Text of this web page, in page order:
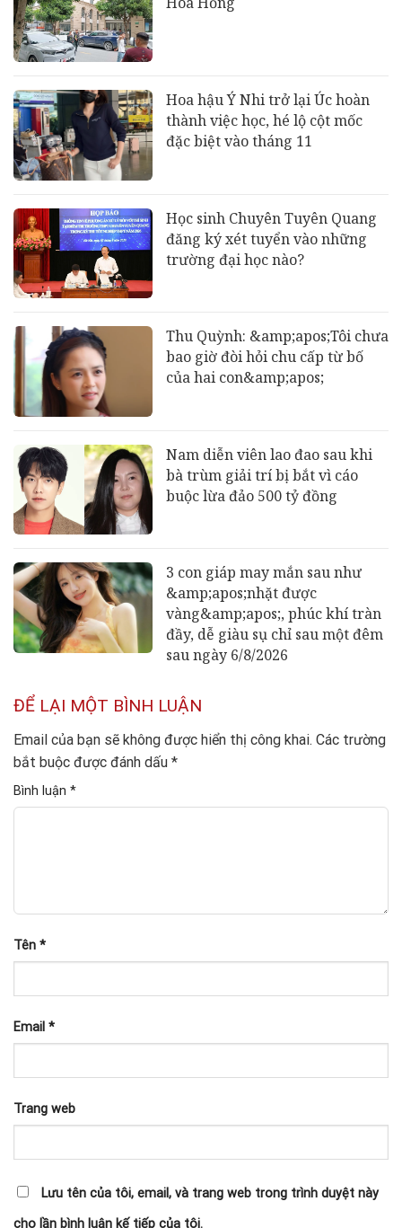
Hoa hậu Ý Nhi trở lại Úc hoàn
thành việc học, hé lộ cột mốc
đặc biệt vào tháng 11
Học sinh Chuyên Tuyên Quang
đăng ký xét tuyển vào những
trường đại học nào?
Thu Quỳnh: &amp;apos;Tôi chưa
bao giờ đòi hỏi chu cấp từ bố
của hai con&amp;apos;
Nam diễn viên lao đao sau khi
bà trùm giải trí bị bắt vì cáo
buộc lừa đảo 500 tỷ đồng
3 con giáp may mắn sau như
&amp;apos;nhặt được
vàng&amp;apos;, phúc khí tràn
đầy, dễ giàu sụ chỉ sau một đêm
sau ngày 6/8/2026
ĐỂ LẠI MỘT BÌNH LUẬN
Email của bạn sẽ không được hiển thị công khai. Các trường
bắt buộc được đánh dấu *
Bình luận *
Tên *
Email *
Trang web
Lưu tên của tôi, email, và trang web trong trình duyệt này
cho lần bình luận kế tiếp của tôi.